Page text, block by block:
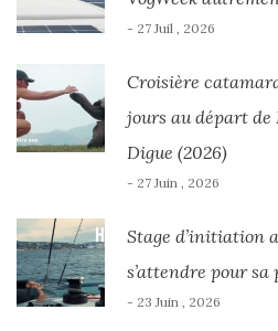
- 27 Juil , 2026
Croisière
jours au départ
Digue (2026)
- 27 Juin , 2026
Stage d’initiation
s’attendre pour
- 23 Juin , 2026